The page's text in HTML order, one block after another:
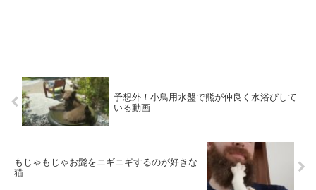
予想外！小鳥用水盤で熊が仲良く水浴びして
いる動画
もじゃもじゃお髭をニギニギするのが好きな
猫